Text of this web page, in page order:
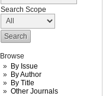
Search Scope
Browse
By Issue
By Author
By Title
Other Journals